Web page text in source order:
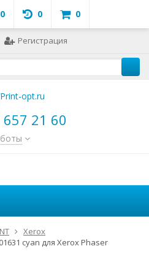
0 0 0
Регистрация
21 60
Xerox
cyan для Xerox Phaser